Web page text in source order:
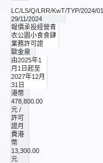
LC/LS/Q/LRR/KwT/TYP/2024/01
29/11/2024
報價承投經營青
衣公園小食食肆
業務許可證
歐金泉
由2025年1
月1日起至
2027年12月
31日
港幣
478,800.00
元 /
許可
證月
費港
幣
13,300.00
元